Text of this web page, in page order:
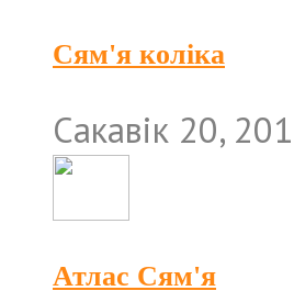
Сям'я коліка
Сакавік 20,
Атлас Сям'я